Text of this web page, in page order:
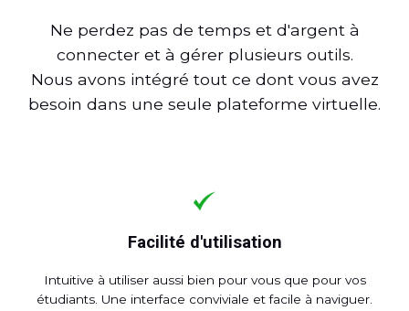
Ne perdez pas de temps et d'argent à
connecter et à gérer plusieurs outils.
Nous avons intégré tout ce dont vous avez
besoin dans une seule plateforme virtuelle.
Facilité d'utilisation
Intuitive à utiliser aussi bien pour vous que pour vos
étudiants. Une interface conviviale et facile à naviguer.